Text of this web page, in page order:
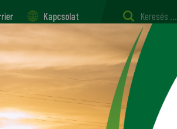
Kapcsolat
Vetőmag, palánta, oltvány